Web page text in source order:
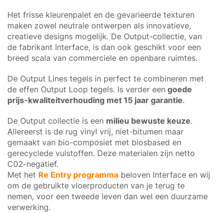
Het frisse kleurenpalet en de gevarieerde texturen
maken zowel neutrale ontwerpen als innovatieve,
creatieve designs mogelijk. De Output-collectie, van
de fabrikant Interface, is dan ook geschikt voor een
breed scala van commerciele en openbare ruimtes.
De Output Lines tegels in perfect te combineren met
de effen Output Loop tegels. Is verder een goede
prijs-kwaliteitverhouding met 15 jaar garantie.
De Output collectie is een milieu bewuste keuze.
Allereerst is de rug vinyl vrij, niet-bitumen maar
gemaakt van bio-composiet met biosbased en
gerecyclede vulstoffen. Deze materialen zijn netto
C02-negatief.
Met het Re Entry programma beloven Interface en wij
om de gebruikte vloerproducten van je terug te
nemen, voor een tweede leven dan wel een duurzame
verwerking.